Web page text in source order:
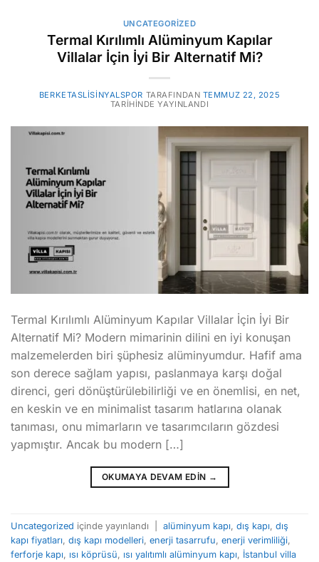
UNCATEGORIZED
Termal Kırılımlı Alüminyum Kapılar
Villalar İçin İyi Bir Alternatif Mi?
BERKETASLISINYALSPOR TARAFINDAN TEMMUZ 22, 2025
TARIHINDE YAYINLANDI
Termal Kırılımlı Alüminyum Kapılar Villalar İçin İyi Bir
Alternatif Mi? Modern mimarinin dilini en iyi konuşan
malzemelerden biri şüphesiz alüminyumdur. Hafif ama
son derece sağlam yapısı, paslanmaya karşı doğal
direnci, geri dönüştürülebilirliği ve en önemlisi, en net,
en keskin ve en minimalist tasarım hatlarına olanak
tanıması, onu mimarların ve tasarımcıların gözdesi
yapmıştır. Ancak bu modern […]
OKUMAYA DEVAM EDIN →
Uncategorized içinde yayınlandı alüminyum kapı, dış kapı, dış
kapı fiyatları, dış kapı modelleri, enerji tasarrufu, enerji verimliliği,
ferforje kapı, ısı köprüsü, ısı yalıtımlı alüminyum kapı, İstanbul villa